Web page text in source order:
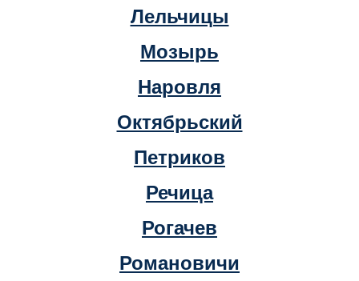
Лельчицы
Мозырь
Наровля
Октябрьский
Петриков
Речица
Рогачев
Романовичи